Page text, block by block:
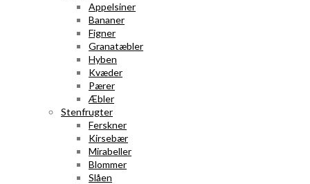
Appelsiner
Bananer
Figner
Granatæbler
Hyben
Kvæder
Pærer
Æbler
Stenfrugter
Ferskner
Kirsebær
Mirabeller
Blommer
Slåen